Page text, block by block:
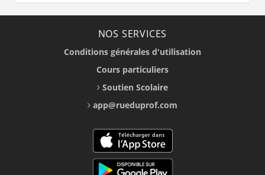
NOS SERVICES
Conditions générales d'utilisation
Cours particuliers
Soutien Scolaire
app@rueduprof.com